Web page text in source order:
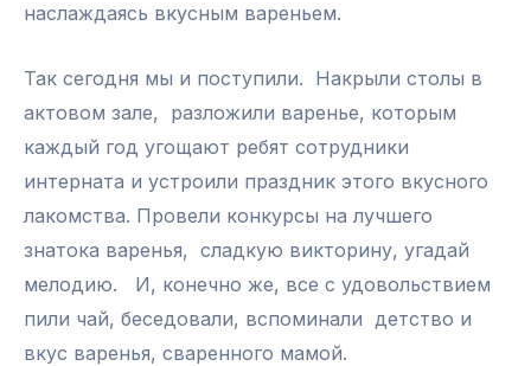
наслаждаясь вкусным вареньем.
Так сегодня мы и поступили. Накрыли столы в
актовом зале, разложили варенье, которым
каждый год угощают ребят сотрудники
интерната и устроили праздник этого вкусного
лакомства. Провели конкурсы на лучшего
знатока варенья, сладкую викторину, угадай
мелодию. И, конечно же, все с удовольствием
пили чай, беседовали, вспоминали детство и
вкус варенья, сваренного мамой.